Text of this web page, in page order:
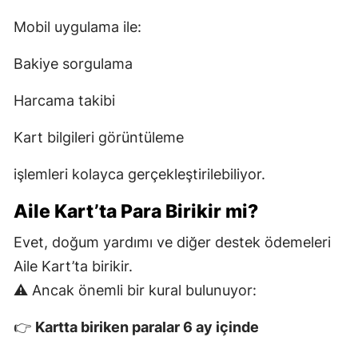
Mobil uygulama ile:
Bakiye sorgulama
Harcama takibi
Kart bilgileri görüntüleme
işlemleri kolayca gerçekleştirilebiliyor.
Aile Kart’ta Para Birikir mi?
Evet, doğum yardımı ve diğer destek ödemeleri
Aile Kart’ta birikir.
⚠️ Ancak önemli bir kural bulunuyor:
👉 Kartta biriken paralar 6 ay içinde